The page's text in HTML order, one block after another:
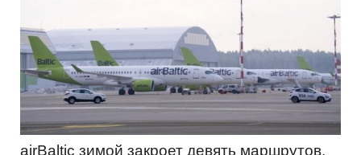
airBaltic зимой закроет девять маршрутов,